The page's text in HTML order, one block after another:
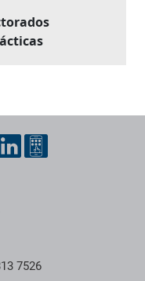
7526